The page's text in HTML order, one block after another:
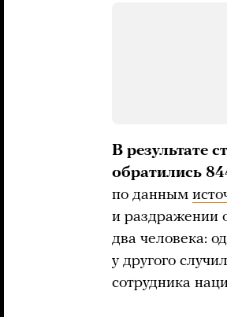
В результате
обратились
по данным
и раздражении
два человека:
у другого
сотрудника